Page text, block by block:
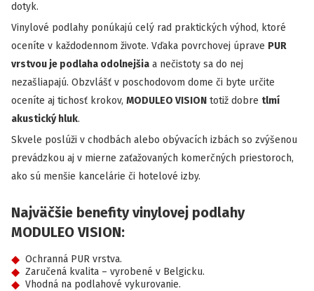
dotyk.
Vinylové podlahy ponúkajú celý rad praktických výhod, ktoré
oceníte v každodennom živote. Vďaka povrchovej úprave PUR
vrstvou je podlaha odolnejšia a nečistoty sa do nej
nezašliapajú. Obzvlášť v poschodovom dome či byte určite
oceníte aj tichosť krokov, MODULEO VISION totiž dobre tlmí
akustický hluk.
Skvele poslúži v chodbách alebo obývacích izbách so zvýšenou
prevádzkou aj v mierne zaťažovaných komerčných priestoroch,
ako sú menšie kancelárie či hotelové izby.
Najväčšie benefity vinylovej podlahy
MODULEO VISION:
Ochranná PUR vrstva.
Zaručená kvalita – vyrobené v Belgicku.
Vhodná na podlahové vykurovanie.